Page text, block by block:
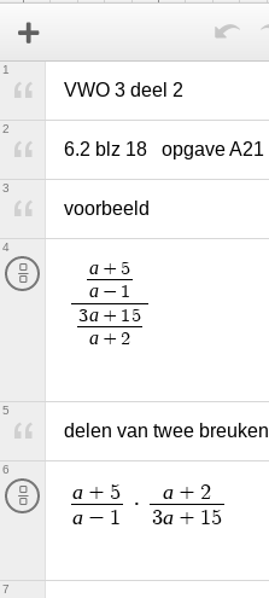
VWO 3 deel 2
1
6.2 blz 18   opgave A21
2
voorbeeld
3
a + 5
a − 1
3a + 15
a + 2
4
delen van twee breuken
5
a + 5
a − 1
·
a + 2
3a + 15
6
7